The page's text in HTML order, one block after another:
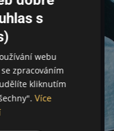
s
webu
zpracováním
kliknutím
Více